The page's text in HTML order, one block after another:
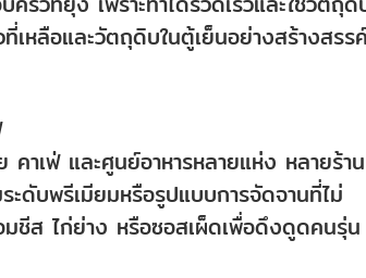
เหลือและวัตถุดิบในตู้เย็นอย่างสร้างสรร
คาเฟ่ และศูนย์อาหารหลายแห่ง หลายร้าน
ะดับพรีเมียมหรือรูปแบบการจัดจานที่ไม่
มชีส ไก่ย่าง หรือซอสเผ็ดเพื่อดึงดูดคนรุ่น